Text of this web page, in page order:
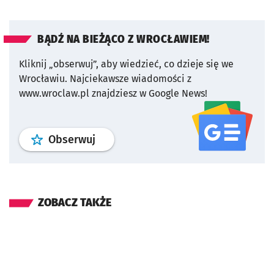
BĄDŹ NA BIEŻĄCO Z WROCŁAWIEM!
Kliknij „obserwuj”, aby wiedzieć, co dzieje się we
Wrocławiu. Najciekawsze wiadomości z
www.wroclaw.pl znajdziesz w Google News!
Obserwuj profil serwisu
ZOBACZ TAKŻE